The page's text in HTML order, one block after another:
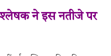
ने इस नतीजे पर